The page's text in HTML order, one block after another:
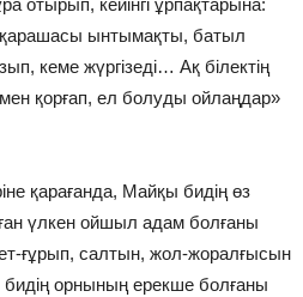
отырып, кейінгі ұрпақтарына:
ынтымақты, батыл
кеме жүргізеді… Ақ білектің
қорғап, ел болуды ойлаңдар»
қарағанда, Майқы бидің өз
үлкен ойшыл адам болғаны
ғұрып, салтын, жол-жоралғысын
орнының ерекше болғаны